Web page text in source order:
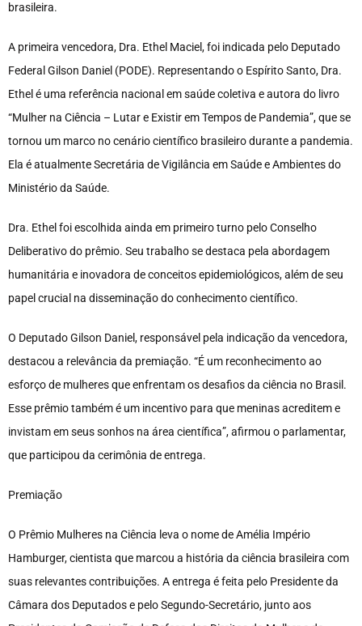
brasileira.
A primeira vencedora, Dra. Ethel Maciel, foi indicada pelo Deputado
Federal Gilson Daniel (PODE). Representando o Espírito Santo, Dra.
Ethel é uma referência nacional em saúde coletiva e autora do livro
“Mulher na Ciência – Lutar e Existir em Tempos de Pandemia”, que se
tornou um marco no cenário científico brasileiro durante a pandemia.
Ela é atualmente Secretária de Vigilância em Saúde e Ambientes do
Ministério da Saúde.
Dra. Ethel foi escolhida ainda em primeiro turno pelo Conselho
Deliberativo do prêmio. Seu trabalho se destaca pela abordagem
humanitária e inovadora de conceitos epidemiológicos, além de seu
papel crucial na disseminação do conhecimento científico.
O Deputado Gilson Daniel, responsável pela indicação da vencedora,
destacou a relevância da premiação. “É um reconhecimento ao
esforço de mulheres que enfrentam os desafios da ciência no Brasil.
Esse prêmio também é um incentivo para que meninas acreditem e
invistam em seus sonhos na área científica”, afirmou o parlamentar,
que participou da cerimônia de entrega.
Premiação
O Prêmio Mulheres na Ciência leva o nome de Amélia Império
Hamburger, cientista que marcou a história da ciência brasileira com
suas relevantes contribuições. A entrega é feita pelo Presidente da
Câmara dos Deputados e pelo Segundo-Secretário, junto aos